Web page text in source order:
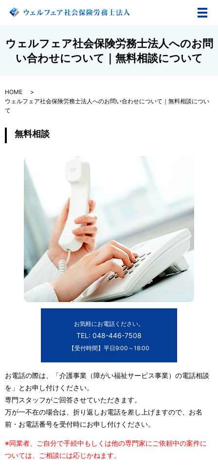
メ
ウェルフェア社会保険労務士法人へのお問
い合わせについて｜無料相談について
HOME
ウェルフェア社会保険労務士法人へのお問い合わせについて｜無料相談につい
て
無料相談
お気軽にお電話ください。
TEL: 048-446-7508
【受付時間】平日9:00～18:00
お電話の際は、「介護事業（障がい福祉サービス事業）の電話相談
を」とお申し付けください。
専門スタッフがご回答させていただきます。
万が一不在の場合は、折り返しお電話を差し上げますので、お名
前・お電話番号を受付時にお申し付けください。
※同業者、ご自分で手続中もしくは他の専門家にご依頼中の案件に
ついては、ご相談には応じかねます。